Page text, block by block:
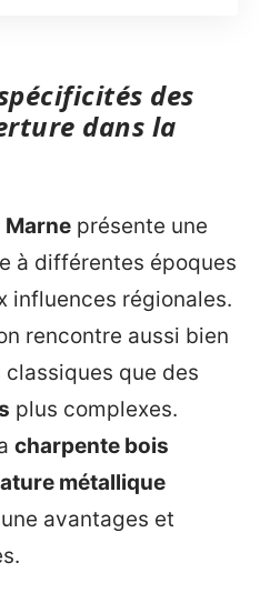
des
dans la
Marne présente une
à différentes époques
influences régionales.
rencontre aussi bien
classiques que des
plus complexes.
charpente bois
métallique
avantages et